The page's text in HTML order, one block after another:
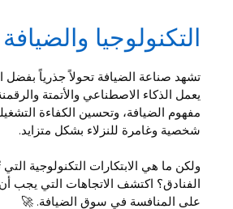
التكنولوجيا والضيافة
تشهد صناعة الضيافة تحولاً جذرياً بفضل
يعمل الذكاء الاصطناعي والأتمتة
مفهوم الضيافة، وتحسين الكفاءة
شخصية وغامرة للنزلاء بشكل متزايد.
ولكن ما هي الابتكارات التكنولوجية
الفنادق؟ اكتشف الاتجاهات التي يجب أن
على المنافسة في سوق الضيافة. 🚀